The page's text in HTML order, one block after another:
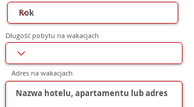
Długość pobytu na wakacjach
Adres na wakacjach